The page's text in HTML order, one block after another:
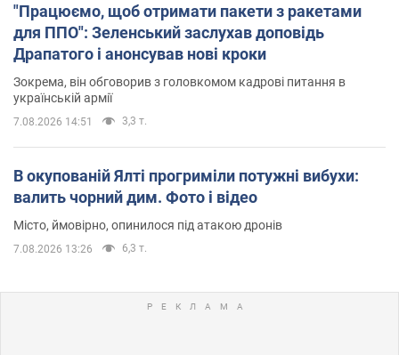
"Працюємо, щоб отримати пакети з ракетами
для ППО": Зеленський заслухав доповідь
Драпатого і анонсував нові кроки
Зокрема, він обговорив з головкомом кадрові питання в
українській армії
7.08.2026 14:51 3,3 т.
В окупованій Ялті прогриміли потужні вибухи:
валить чорний дим. Фото і відео
Місто, ймовірно, опинилося під атакою дронів
7.08.2026 13:26 6,3 т.